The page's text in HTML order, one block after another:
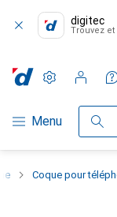
digitec
Trouvez
Navigation par
Menu
Paramètres
Compte client
Listes de
Listes d'envies
Panier
Coque pour